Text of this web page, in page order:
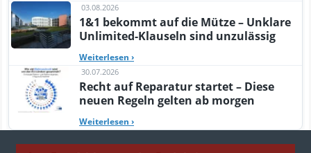
03.08.2026
1&1 bekommt auf die Mütze – Unklare
Unlimited-Klauseln sind unzulässig
Weiterlesen ›
30.07.2026
Recht auf Reparatur startet – Diese
neuen Regeln gelten ab morgen
Weiterlesen ›